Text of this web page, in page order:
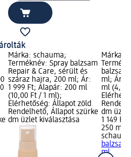
Márka: schauma;
Terméknév: Spray balzsam
Repair & Care, sérült és
száraz hajra, 200 ml; Ár:
1 999 Ft; Alapár: 200 ml
(10,00 Ft / 1 ml);
Elérhetőség: Állapot zöld
Rendelhető, Állapot szürke
dm üzlet kiválasztása
Márka:
ml; Ár: 1
ml (4,60
dm
1 149 Ft
250 ml
ml